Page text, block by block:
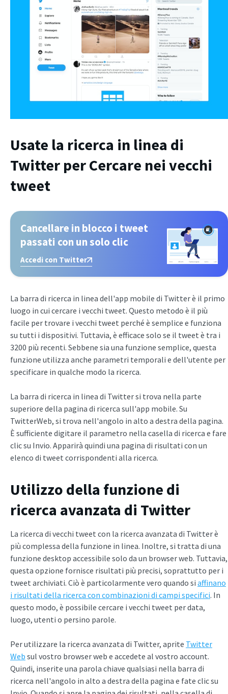
Usate la ricerca in linea di
Twitter perCercare nei vecchi
tweet
Cancellare in blocco i tweet
passati con un solo clic
Accedi con Twitter
La barra di ricerca in linea dell'app mobile di Twitter è il primo
luogo in cui cercare i vecchi tweet. Questo metodo è il più
facile per trovare i vecchi tweet perché è semplice e funziona
su tutti i dispositivi. Tuttavia, è efficace solo se il tweet è tra i
3200 più recenti. Sebbene sia una funzione semplice, questa
funzione utilizza anche parametri temporali e dell'utente per
specificare in qualche modo la ricerca.
La barra di ricerca in linea di Twitter si trova nella parte
superiore della pagina di ricerca sull'app mobile. Su
TwitterWeb, si trova nell'angolo in alto a destra della pagina.
È sufficiente digitare il parametro nella casella di ricerca e fare
clic su Invio. Apparirà quindi una pagina di risultati con un
elenco di tweet corrispondenti alla ricerca.
Utilizzo della funzione di
ricerca avanzata di Twitter
La ricerca di vecchi tweet con la ricerca avanzata di Twitter è
più complessa della funzione in linea. Inoltre, si tratta di una
funzione desktop accessibile solo da un browser web. Tuttavia,
questa opzione fornisce risultati più precisi, soprattutto per i
tweet archiviati. Ciò è particolarmente vero quando si affinano
i risultati della ricerca con combinazioni di campi specifici. In
questo modo, è possibile cercare i vecchi tweet per data,
luogo, utenti o persino parole.
Per utilizzare la ricerca avanzata di Twitter, aprite Twitter
Web sul vostro browser web e accedete al vostro account.
Quindi, inserite una parola chiave qualsiasi nella barra di
ricerca nell'angolo in alto a destra della pagina e fate clic su